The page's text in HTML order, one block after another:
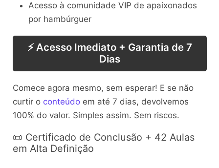
Acesso à comunidade VIP de apaixonados
por hambúrguer
⚡ Acesso Imediato + Garantia de 7
Dias
Comece agora mesmo, sem esperar! E se não
curtir o conteúdoem até 7 dias, devolvemos
100% do valor. Simples assim. Sem riscos.
📜 Certificado de Conclusão + 42 Aulas
em Alta Definição